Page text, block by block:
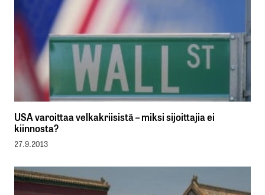
USA varoittaa velkakriisistä – miksi sijoittajia ei
kiinnosta?
27.9.2013